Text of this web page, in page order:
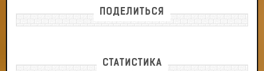
ПОДЕЛИТЬСЯ
СТАТИСТИКА